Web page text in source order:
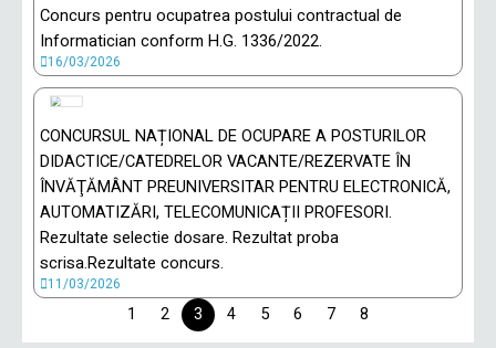
Concurs pentru ocupatrea postului contractual de
Informatician conform H.G. 1336/2022.
16/03/2026
CONCURSUL NAȚIONAL DE OCUPARE A POSTURILOR
DIDACTICE/CATEDRELOR VACANTE/REZERVATE ÎN
ÎNVĂŢĂMÂNT PREUNIVERSITAR PENTRU ELECTRONICĂ,
AUTOMATIZĂRI, TELECOMUNICAȚII PROFESORI.
Rezultate selectie dosare. Rezultat proba
scrisa.Rezultate concurs.
11/03/2026
1 2 3 4 5 6 7 8